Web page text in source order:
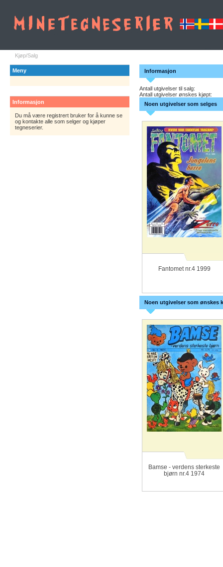
Kjøp/Salg
Meny
Informasjon
Du må være registrert bruker for å kunne se
og kontakte alle som selger og kjøper
tegneserier.
Informasjon
Antall utgivelser til salg:
Antall utgivelser ønskes kjøpt:
Noen utgivelser som selges
Fantomet nr.4 1999
Noen utgivelser som ønskes
Bamse - verdens sterkeste
bjørn nr.4 1974